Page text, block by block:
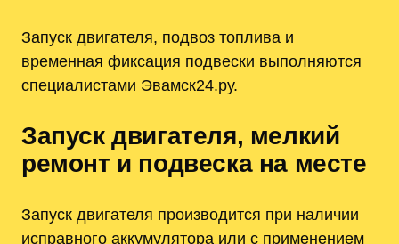
Запуск двигателя, подвоз топлива и
временная фиксация подвески выполняются
специалистами Эвамск24.ру.
Запуск двигателя, мелкий
ремонт и подвеска на месте
Запуск двигателя производится при наличии
исправного аккумулятора или с применением